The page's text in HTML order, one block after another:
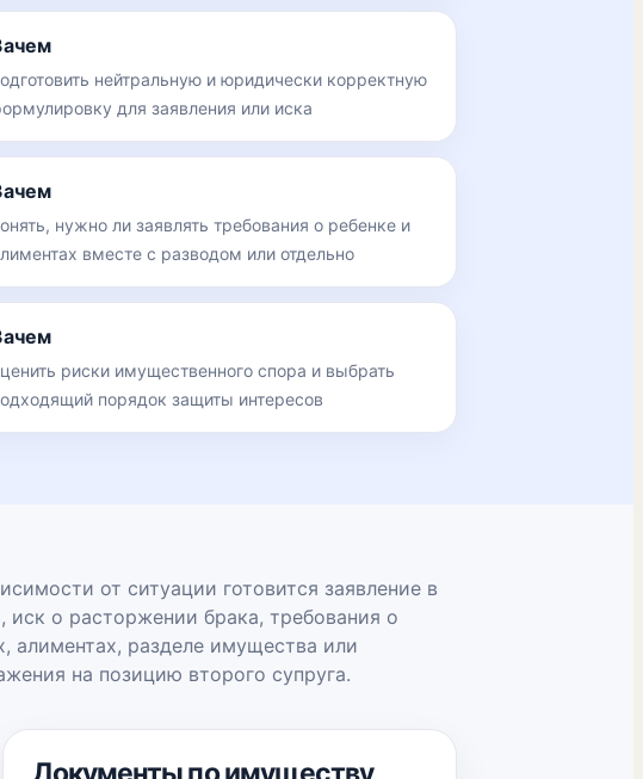
нейтральную и юридически корректную
для заявления или иска
нужно ли заявлять требования о ребенке и
вместе с разводом или отдельно
риски имущественного спора и выбрать
порядок защиты интересов
от ситуации готовится заявление в
иск о расторжении брака, требования о
алиментах, разделе имущества или
на позицию второго супруга.